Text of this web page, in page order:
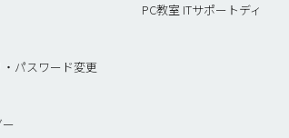
パスワード変更
PC教室 ITサポートディ